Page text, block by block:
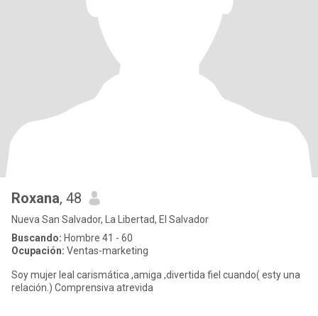
Roxana, 48
Nueva San Salvador, La Libertad, El Salvador
Buscando: Hombre 41 - 60
Ocupación: Ventas-marketing
Soy mujer leal carismática ,amiga ,divertida fiel cuando( esty una
relación.) Comprensiva atrevida